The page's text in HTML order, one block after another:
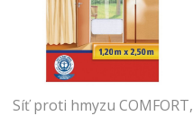
Síť proti hmyzu COMFORT,